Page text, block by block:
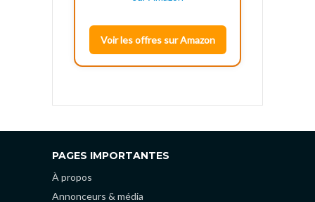
Voir les offres sur Amazon
PAGES IMPORTANTES
À propos
Annonceurs & média